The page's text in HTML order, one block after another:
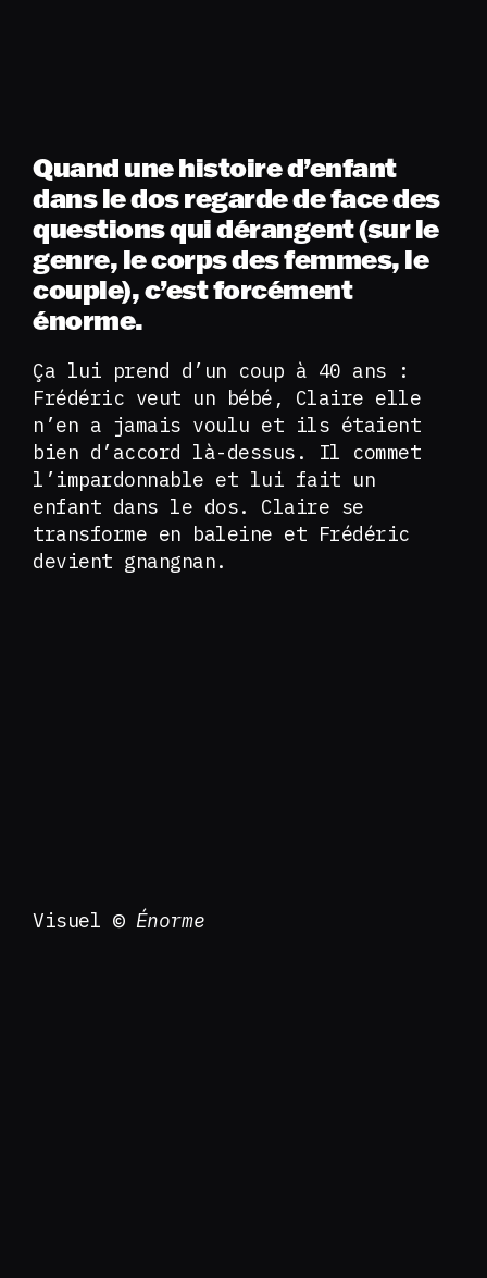
Quand une histoire d’enfant
dans le dos regarde de face des
questions qui dérangent (sur le
genre, le corps des femmes, le
couple), c’est forcément
énorme.
Ça lui prend d’un coup à 40 ans :
Frédéric veut un bébé, Claire elle
n’en a jamais voulu et ils étaient
bien d’accord là-dessus. Il commet
l’impardonnable et lui fait un
enfant dans le dos. Claire se
transforme en baleine et Frédéric
devient gnangnan.
Visuel © Énorme